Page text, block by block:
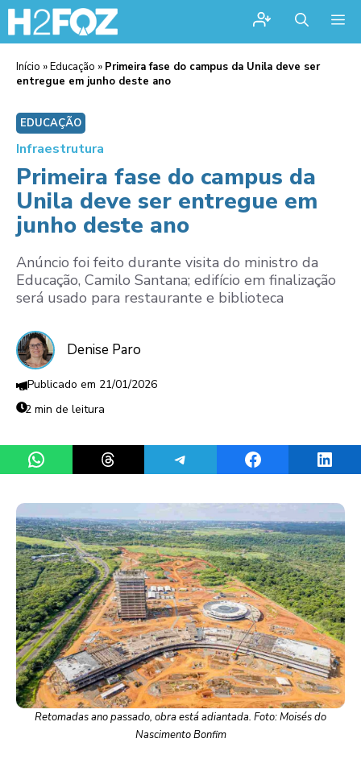
Início »Educação » Primeira fase do campus da Unila deve ser
entregue em junho deste ano
EDUCAÇÃO
Infraestrutura
Primeira fase do campus da
Unila deve ser entregue em
junho deste ano
Anúncio foi feito durante visita do ministro da
Educação, Camilo Santana; edifício em finalização
será usado para restaurante e biblioteca
Denise Paro
21/01/2026
2 min de leitura
Share on WhatsAppShare on ThreadsShare on TelegramShare on Facebook
Retomadas ano passado, obra está adiantada. Foto: Moisés do
Nascimento Bonfim